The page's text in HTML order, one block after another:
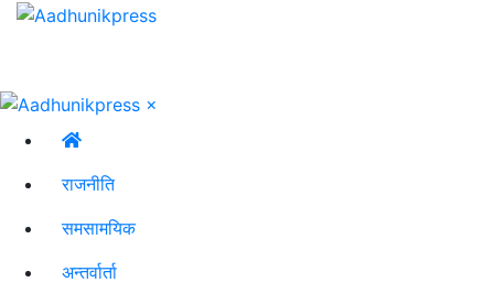
×
राजनीति
समसामयिक
अन्तर्वार्ता